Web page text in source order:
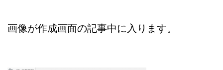
画像が作成画面の記事中に入ります。